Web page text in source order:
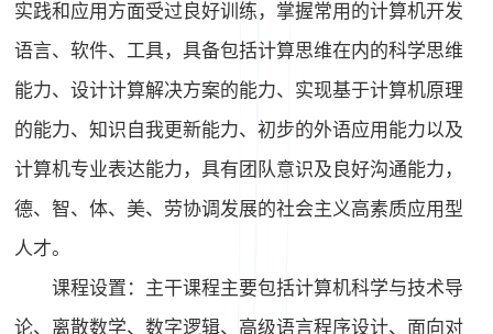
实践和应用方面受过良好训练，掌握常用的计算机开发
语言、软件、工具，具备包括计算思维在内的科学思维
能力、设计计算解决方案的能力、实现基于计算机原理
的能力、知识自我更新能力、初步的外语应用能力以及
计算机专业表达能力，具有团队意识及良好沟通能力，
德、智、体、美、劳协调发展的社会主义高素质应用型
人才。
课程设置：主干课程主要包括计算机科学与技术导
论、离散数学、数字逻辑、高级语言程序设计、面向对